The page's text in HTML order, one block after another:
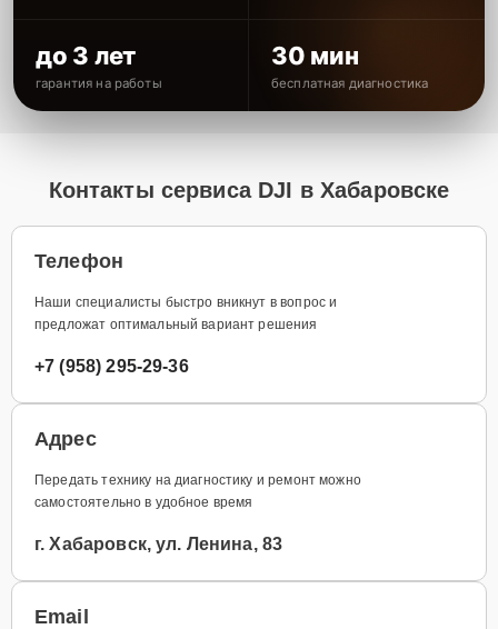
до 3 лет
гарантия на работы
30 мин
бесплатная диагностика
Контакты сервиса DJI в Хабаровске
Телефон
Наши специалисты быстро вникнут в вопрос и
предложат оптимальный вариант решения
+7 (958) 295-29-36
Адрес
Передать технику на диагностику и ремонт можно
самостоятельно в удобное время
г. Хабаровск, ул. Ленина, 83
Email